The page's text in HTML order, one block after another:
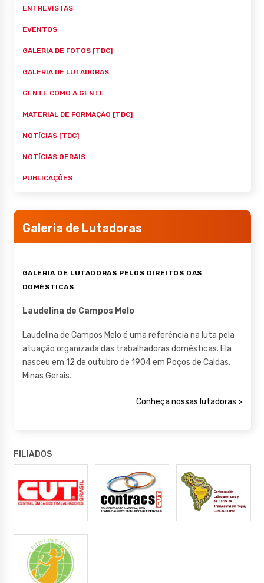
ENTREVISTAS
EVENTOS
GALERIA DE FOTOS [TDC]
GALERIA DE LUTADORAS
GENTE COMO A GENTE
MATERIAL DE FORMAÇÃO [TDC]
NOTÍCIAS [TDC]
NOTÍCIAS GERAIS
PUBLICAÇÕES
Galeria de Lutadoras
GALERIA DE LUTADORAS PELOS DIREITOS DAS
DOMÉSTICAS
Laudelina de Campos Melo
Laudelina de Campos Melo é uma referência na luta pela
atuação organizada das trabalhadoras domésticas. Ela
nasceu em 12 de outubro de 1904 em Poços de Caldas,
Minas Gerais.
Conheça nossas lutadoras >
FILIADOS